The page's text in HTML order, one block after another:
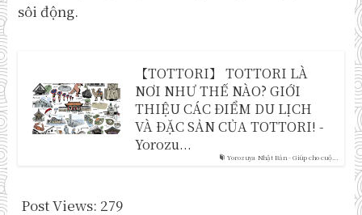
sôi động.
Yorozuya Nhật Bản - Giúp cho cuộ...
【TOTTORI】 TOTTORI LÀ
NƠI NHƯ THẾ NÀO? GIỚI
THIỆU CÁC ĐIỂM DU LỊCH
VÀ ĐẶC SẢN CỦA TOTTORI! -
Yorozu...
Post Views: 279